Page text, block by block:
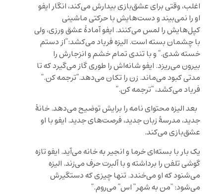
اغلب، وقتی برای عشق‌بازی بیدارش می‌کند، انگار ایفو
او را نمی‌بیند و دست‌هایش با حرکتی ماشینی
کپل‌هایش را لمس می‌کنند. ایفو آمادۀ عشق ورزی، ولی
با چشمان بسته است. الیزه فریاد می‌کشد:”از دستم
خسته شدی.” و با تندی تمام خشم و انزجارش را
بیرون می‌ریزد. ایفو شانه‌اش را طوری گاز می‌گیرد که تا
مدتی کبود می‌ماند. زن را تکان می‌دهد.”ترجمه کن.”
فریاد می‌کشد، “ترجمه کن.”
بعد الیزه محتوای نامه را برایش توضیح می‌دهد. خانۀ
جدید، مدرسۀ زبان جدید، فرصت‌های جدید. ایفو با او
عشق‌بازی می‌کند.
یک بار با بسته‌ای خرما و انجیر به خانه می‌آید. ایفو تازه
گوشی تلفن را برداشته و با آلبرت حرف می‌زند. الیزه
می‌شنود که او می‌خندد. تنها چیزی که دستگیرش
می‌شود: “من به شهر” اس” می‌روم.”